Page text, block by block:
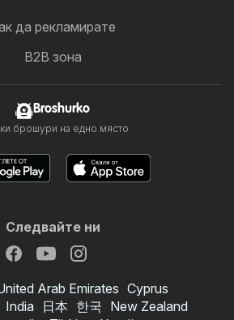
да рекламирате
B2B зона
Broshurko
брошури на едно място
Следвайте ни
Arab Emirates Cyprus
India 日本 한국 New Zealand